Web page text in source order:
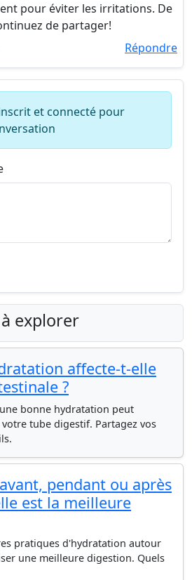
pour éviter les irritations. De
de partager!
Répondre
et connecté pour
explorer
affecte-t-elle
?
bonne hydratation peut
tube digestif. Partagez vos
pendant ou après
est la meilleure
pratiques d'hydratation autour
une meilleure digestion. Quels